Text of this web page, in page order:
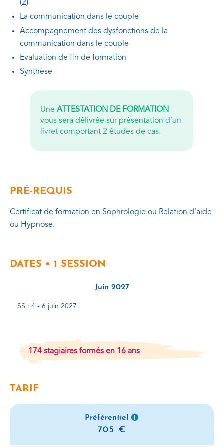
(2)
La communication dans le couple
Accompagnement des dysfonctions de la
communication dans le couple
Evaluation de fin de formation
Synthèse
Une ATTESTATION DE FORMATION
vous sera délivrée sur présentation d’un
livretcomportant 2 études de cas.
PRÉ-REQUIS
Certificat de formation en Sophrologie ou Relation d'aide
ou Hypnose.
DATES • 1 SESSION
Juin 2027
SS : 4 - 6 juin 2027
174 stagiaires formés en 16 ans
TARIF
Préférentiel
705